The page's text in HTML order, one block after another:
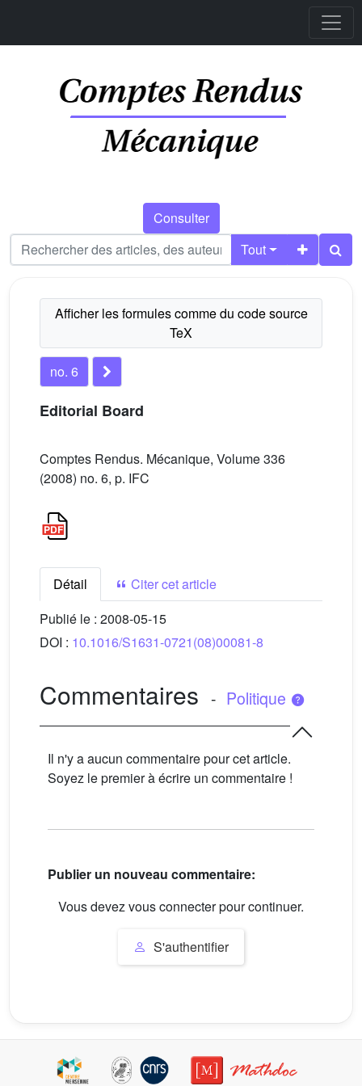
Consulter
Tout
no. 6
Editorial Board
Comptes Rendus. Mécanique, Volume 336
(2008) no. 6, p. IFC
Détail
Citer cet article
Publié le : 2008-05-15
DOI : 10.1016/S1631-0721(08)00081-8
Commentaires - Politique
Il n'y a aucun commentaire pour cet article.
Soyez le premier à écrire un commentaire !
Publier un nouveau commentaire:
Vous devez vous connecter pour continuer.
S'authentifier